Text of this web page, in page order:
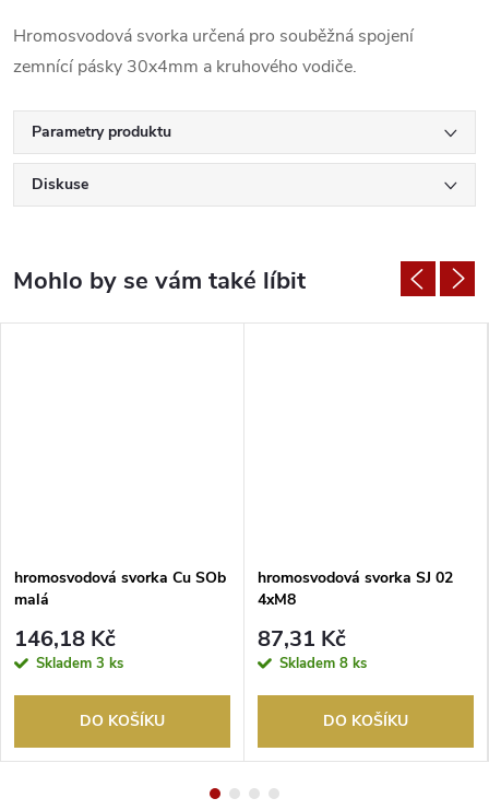
Hromosvodová svorka určená pro souběžná spojení
zemnící pásky 30x4mm a kruhového vodiče.
Parametry produktu
Diskuse
hromosvodová svorka Cu SOb
malá
146,18 Kč
Skladem 3 ks
DO KOŠÍKU
hromosvodová svorka SJ 02
4xM8
87,31 Kč
Skladem 8 ks
DO KOŠÍKU